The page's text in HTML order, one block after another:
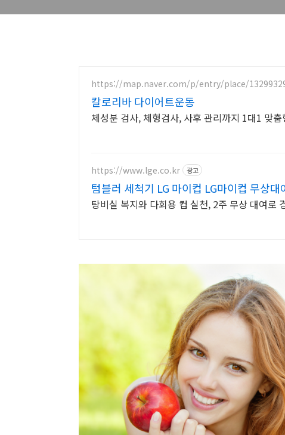
https://map.naver.com/p/entry/place/
칼로리바 다이어트운동
체성분 검사, 체형검사, 사후 관리까지 1대1 맞
https://www.lge.co.kr 광고
텀블러 세척기 LG 마이컵 LG마이컵 무상대
탕비실 복지와 다회용 컵 실천, 2주 무상 대여로